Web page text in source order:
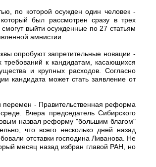
по которой осужден один человек -
был рассмотрен сразу в трех
выйти осужденные по 27 статьям
амнистии.
опробуют запретительные новации -
к кандидатам, касающихся
и крупных расходов. Согласно
кандидата может стать заявление от
- Правительственная реформа
Вчера председатель Сибирского
назвал реформу "большим благом"
что всего несколько дней назад
отставки господина Ливанова. Не
месяц назад избран главой РАН, но